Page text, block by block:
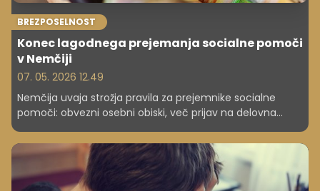
BREZPOSELNOST
Konec lagodnega prejemanja socialne pomoči
v Nemčiji
07. 05. 2026 12.49
Nemčija uvaja strožja pravila za prejemnike socialne
pomoči: obvezni osebni obiski, več prijav na delovna
mesta in možni visoki denarni odbitki.